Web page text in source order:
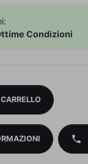
Condizioni
phone